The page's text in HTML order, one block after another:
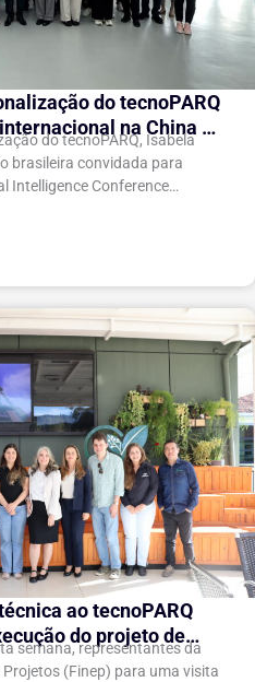
do tecnoPARQ
na China e
o ecossistema de
do tecnoPARQ, Isabela
brasileira convidada para
Intelligence Conference
ao tecnoPARQ
do projeto de
Tecnológico
semana, representantes da
(Finep) para uma visita